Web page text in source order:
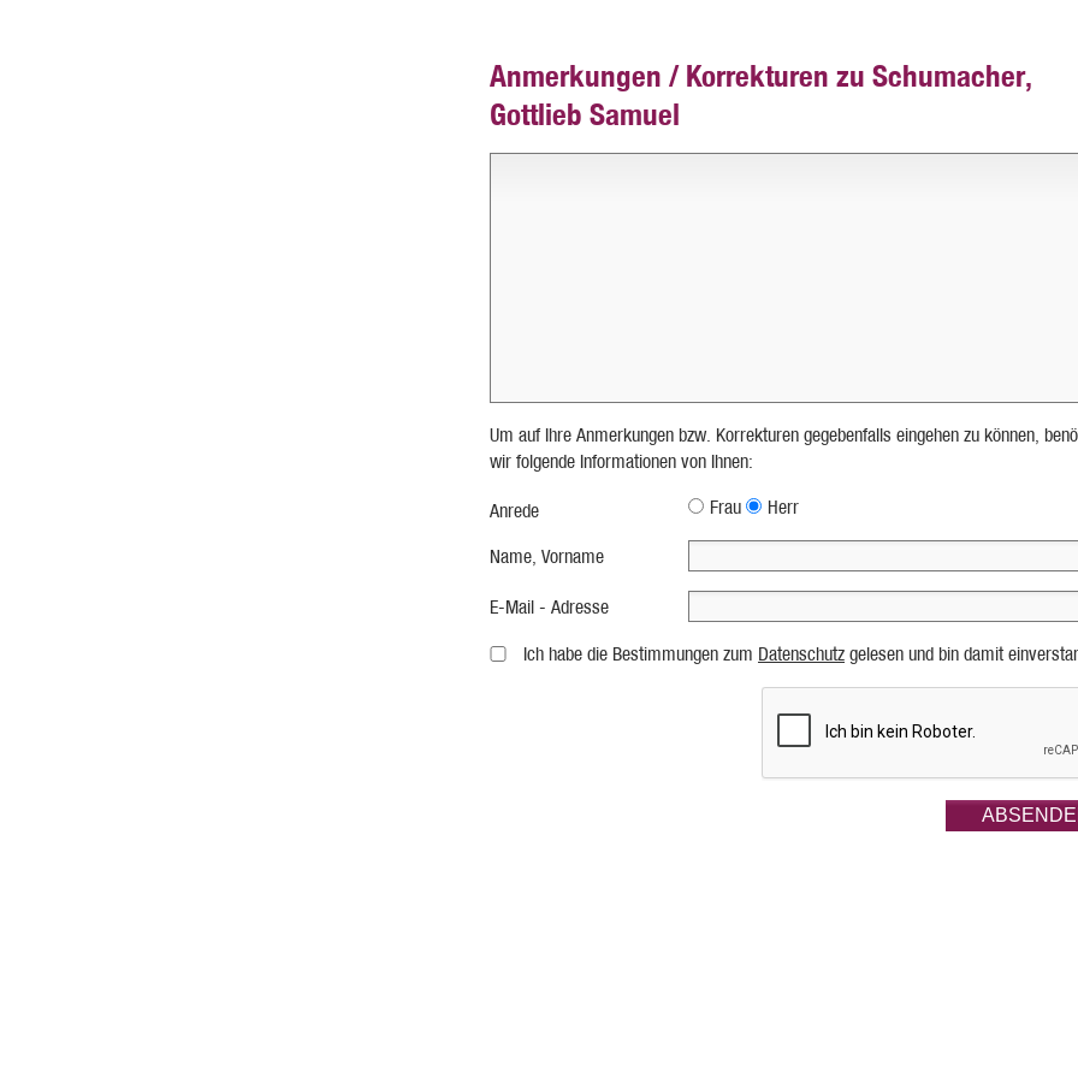
Anmerkungen / Korrekturen zu Schumacher,
Gottlieb Samuel
Um auf Ihre Anmerkungen bzw. Korrekturen gegebenfalls eingehen zu können,
wir folgende Informationen von Ihnen:
Anrede Frau Herr
Name, Vorname
E-Mail - Adresse
Ich habe die Bestimmungen zum Datenschutz gelesen und bin damit